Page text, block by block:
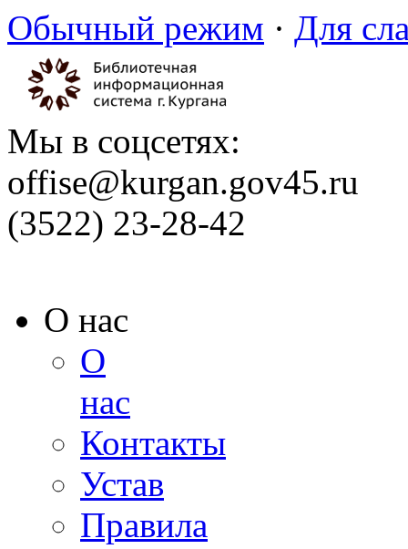
Обычный режим · Для
Мы в соцсетях:
offise@kurgan.gov45.ru
(3522) 23-28-42
О нас
О
нас
Контакты
Устав
Правила